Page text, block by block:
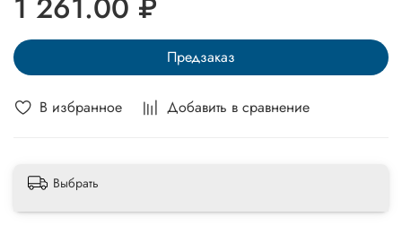
В избранное Добавить в сравнение
Предзаказ
Выбрать